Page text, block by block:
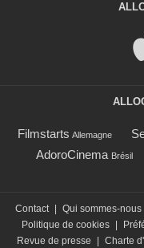
Filmstarts Allemagne
AdoroCinema Brésil
Contact Qui sommes-nous
Politique de cookies
Revue de presse
Charte